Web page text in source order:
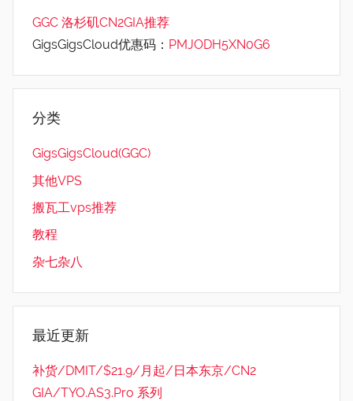
GGC 洛杉矶CN2GIA推荐
GigsGigsCloud优惠码： PMJODH5XN0G6
分类
GigsGigsCloud(GGC)
其他VPS
搬瓦工vps推荐
教程
杂七杂八
最近更新
补货/DMIT/$21.9/月起/日本东京/CN2
GIA/TYO.AS3.Pro 系列